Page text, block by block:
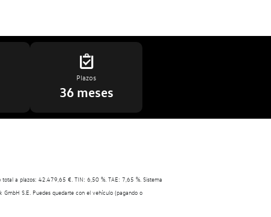
Plazos
36 meses
a plazos: 42.479,65 €. TIN: 6,50 %. TAE: 7,65 %. Sistema
S.E. Puedes quedarte con el vehículo (pagando o